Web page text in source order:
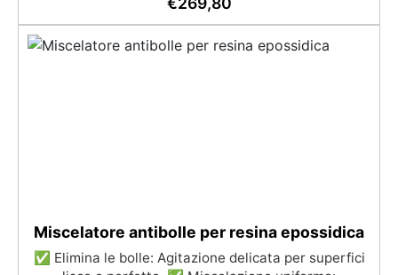
alla finitura protettiva antigraffio. ✅ Risultati
professionali: Sistema autolivellante, resistente ai
raggi UV, duraturo e con finitura lucida o satinata. ✅
Miscelatore antibolle per resina epossidica
✅ Elimina le bolle: Agitazione delicata per superfici